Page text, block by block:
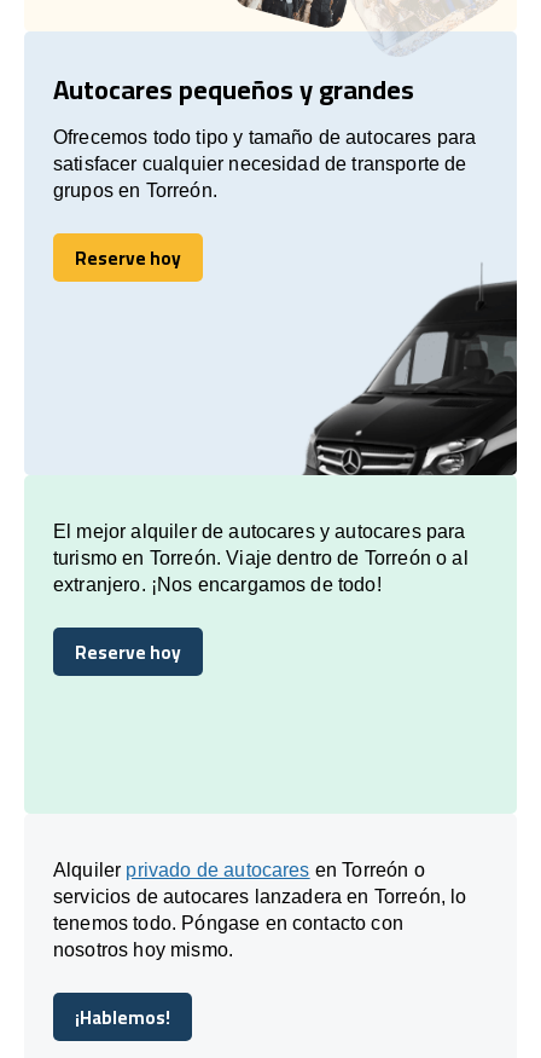
Autocares pequeños y grandes
Ofrecemos todo tipo y tamaño de autocares para
satisfacer cualquier necesidad de transporte de
grupos en Torreón.
Reserve hoy
Reserve hoy
El mejor alquiler de autocares y autocares para
turismo en Torreón. Viaje dentro de Torreón o al
extranjero. ¡Nos encargamos de todo!
Reserve hoy
Reserve hoy
Alquiler privado de autocares en Torreón o
servicios de autocares lanzadera en Torreón, lo
tenemos todo. Póngase en contacto con
nosotros hoy mismo.
¡Hablemos!
¡Hablemos!